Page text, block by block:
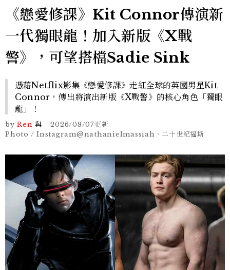
《戀愛修課》Kit Connor傳演新
一代獨眼龍！加入新版《X戰
警》，可望搭檔Sadie Sink
憑藉Netflix影集《戀愛修課》走紅全球的英國男星Kit
Connor，傳出將演出新版《X戰警》的核心角色「獨眼
龍」！
by Ren與 -2026/08/07更新
Photo / Instagram@nathanielmassiah、二十世紀福斯